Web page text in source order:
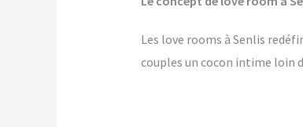
Les love rooms à Senlis
couples un cocon intime loin